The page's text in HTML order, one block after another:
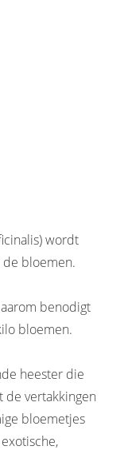
wordt
bloemen.
benodigt
bloemen.
heester die
de vertakkingen
bloemetjes